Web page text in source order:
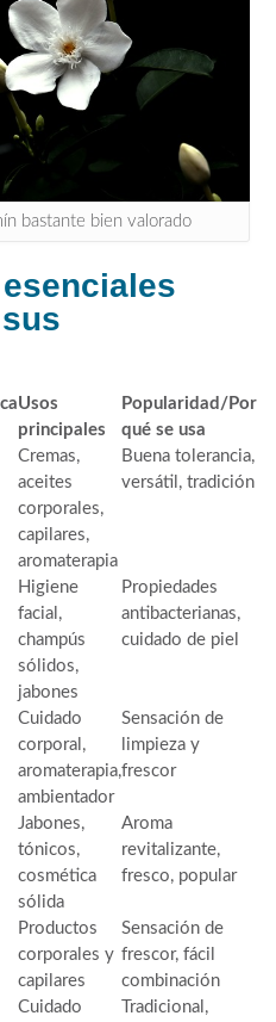
bastante bien valorado
Usos
principales
Popularidad/Por
qué se usa
Cremas,
aceites
corporales,
capilares,
aromaterapia
Buena tolerancia,
versátil, tradición
Higiene
facial,
champús
sólidos,
jabones
Propiedades
antibacterianas,
cuidado de piel
Cuidado
corporal,
aromaterapia,
ambientador
Sensación de
limpieza y
frescor
Jabones,
tónicos,
cosmética
sólida
Aroma
revitalizante,
fresco, popular
Productos
corporales y
capilares
Sensación de
frescor, fácil
combinación
Cuidado
Tradicional,